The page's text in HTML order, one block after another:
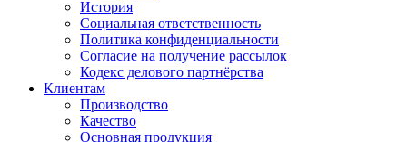
История
Социальная ответственность
Политика конфиденциальности
Согласие на получение рассылок
Кодекс делового партнёрства
Клиентам
Производство
Качество
Основная продукция